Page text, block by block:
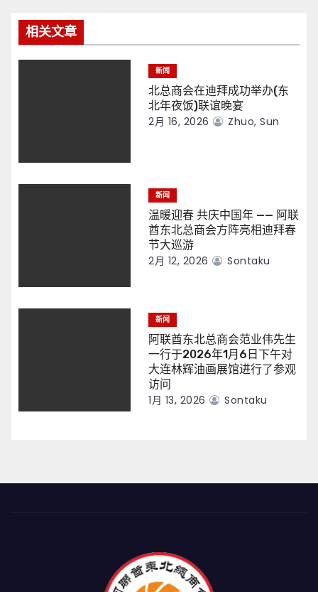
相关文章
新闻
北总商会在迪拜成功举办(东
北年夜饭)联谊晚宴
2月 16, 2026 Zhuo, Sun
新闻
温暖迎春 共庆中国年 —— 阿联
酋东北总商会方阵亮相迪拜春
节大巡游
2月 12, 2026 Sontaku
新闻
阿联酋东北总商会范业伟先生
一行于2026年1月6日下午对
大连林辉油画展馆进行了参观
访问
1月 13, 2026 Sontaku